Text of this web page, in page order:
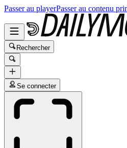
Passer au playerPasser au contenu
Rechercher
Se connecter